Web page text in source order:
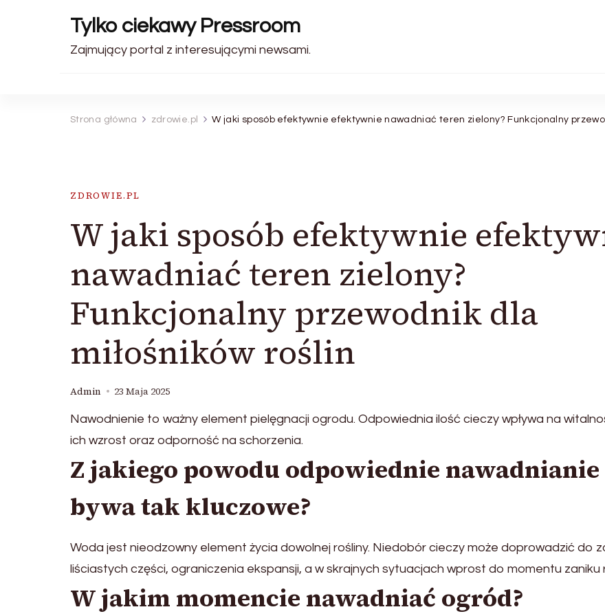
Tylko ciekawy Pressroom
Zajmujący portal z interesującymi newsami.
Strona główna zdrowie.pl W jaki sposób efektywnie efektywnie nawadniać teren zielony? Funkcjonalny
ZDROWIE.PL
W jaki sposób efektywnie
nawadniać teren zielony?
Funkcjonalny przewodnik dla
miłośników roślin
Admin 23 Maja 2025
Nawodnienie to ważny element pielęgnacji ogrodu. Odpowiednia ilość cieczy wpływa na
ich wzrost oraz odporność na schorzenia.
Z jakiego powodu odpowiednie nawadnianie
bywa tak kluczowe?
Woda jest nieodzowny element życia dowolnej rośliny. Niedobór cieczy może doprowadzić do
liściastych części, ograniczenia ekspansji, a w skrajnych sytuacjach wprost do momentu zaniku
W jakim momencie nawadniać ogród?